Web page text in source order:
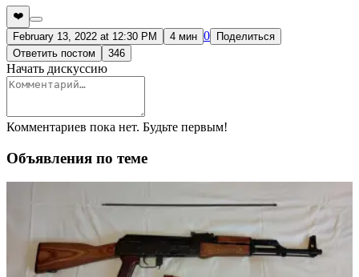
❤️
February 13, 2022 at 12:30 PM
4 мин 0
Поделиться
Ответить постом
346
Начать дискуссию
Комментариев пока нет. Будьте первым!
Объявления по теме